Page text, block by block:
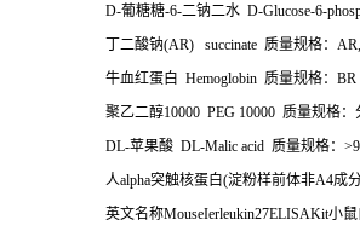
D-葡糖糖-6-二钠二水 D-Glucose-6-
丁二酸钠(AR) succinate 质量规格：
牛血红蛋白 Hemoglobin 质量规格： BR
聚乙二醇10000 PEG 10000 质量规格：
DL-苹果酸 DL-Malic acid 质量规格：
人alpha突触核蛋白(淀粉样前体非A4成
英文名称MouseIerleukin27ELISAKit小